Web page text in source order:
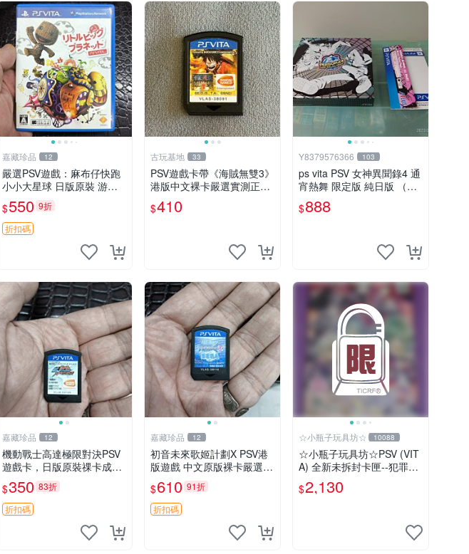
嘉藏珍品 12
嚴選PSV遊戲：麻布仔快跑
小小大星球 日版原裝 游玩
成色佳 小小大星球 psv 麻布
仔快跑 測試無誤
$550 9折
折扣碼
古玩基地 33
PSV遊戲卡帶《海賊無雙3》
港版中文裸卡嚴選實測正常
索尼PSV專用 港版直營 psv
海賊無雙 港版
$410
Y8379576366 103
ps vita PSV 女神異聞錄4 通
宵熱舞 限定版 純日版 （編
號17）
$888
嘉藏珍品 12
機動戰士高達極限對決PSV
遊戲卡，日版原裝祼卡成色
佳 機動戰士高達極限對決 P
SV 日版 裸卡 成品
$350 83折
折扣碼
嘉藏珍品 12
初音未來歌姬計劃X PSV港
版遊戲 中文原版裸卡嚴選
初音未來 畫集 游戲 限量版
$610 91折
折扣碼
☆小瓶子玩具坊☆ 10088
☆小瓶子玩具坊☆PSV (VIT
A) 全新未拆封卡匣--犯罪少
女2《Criminal Girls 2》限
定版 (日版)
$2,130